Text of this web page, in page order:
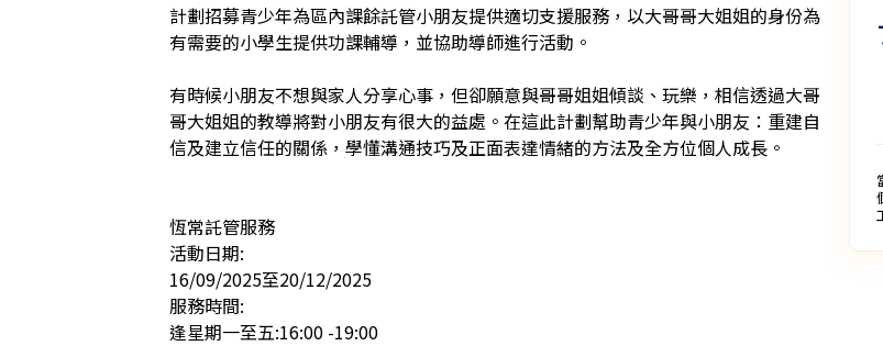
計劃招募青少年為區內課餘託管小朋友提供適切支援服務，以大哥哥大姐姐的身份為
有需要的小學生提供功課輔導，並協助導師進行活動。
有時候小朋友不想與家人分享心事，但卻願意與哥哥姐姐傾談、玩樂，相信透過大哥
哥大姐姐的教導將對小朋友有很大的益處。在這此計劃幫助青少年與小朋友：重建自
信及建立信任的關係，學懂溝通技巧及正面表達情緒的方法及全方位個人成長。
恆常託管服務
活動日期:
16/09/2025至20/12/2025
服務時間:
逢星期一至五:16:00 -19:00